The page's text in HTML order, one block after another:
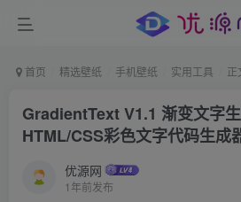
首页 精选壁纸 手机壁纸 实用工具 正
GradientText V1.1 渐变文字生
HTML/CSS彩色文字代码生成
优源网
1年前发布